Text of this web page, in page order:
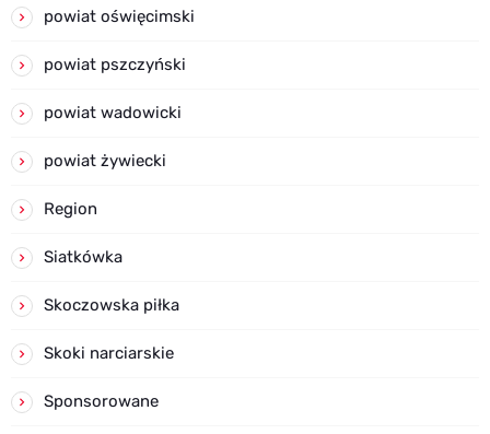
powiat oświęcimski
powiat pszczyński
powiat wadowicki
powiat żywiecki
Region
Siatkówka
Skoczowska piłka
Skoki narciarskie
Sponsorowane